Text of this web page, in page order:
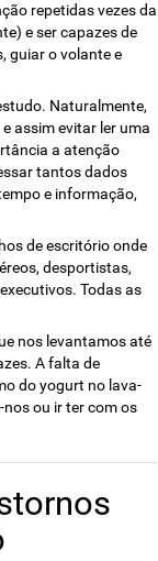
repetidas vezes da
e ser capazes de
guiar o volante e
Naturalmente,
assim evitar ler uma
a atenção
tantos dados
e informação,
de escritório onde
desportistas,
Todas as
nos levantamos até
A falta de
do yogurt no lava-
ou ir ter com os